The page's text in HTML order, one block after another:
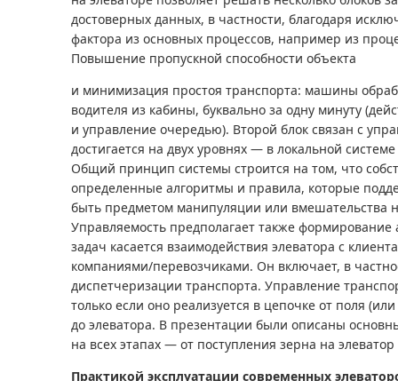
достоверных данных, в частности, благодаря
фактора из основных процессов, например из
Повышение пропускной способности объекта
и минимизация простоя транспорта: машины
водителя из кабины, буквально за одну минуту
и управление очередью). Второй блок связан с
достигается на двух уровнях — в локальной
Общий принцип системы строится на том, что
определенные алгоритмы и правила, которые
быть предметом манипуляции или вмешательства
Управляемость предполагает также формирование
задач касается взаимодействия элеватора с
компаниями/перевозчиками. Он включает, в
диспетчеризации транспорта. Управление
только если оно реализуется в цепочке от поля (или
до элеватора. В презентации были описаны
на всех этапах — от поступления зерна на элеватор
Практикой эксплуатации современных